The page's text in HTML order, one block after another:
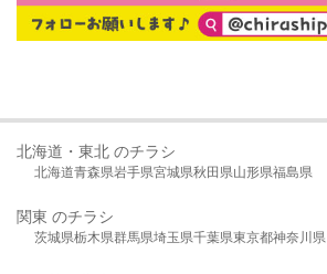
北海道・東北 のチラシ
北海道青森県岩手県宮城県秋田県山形県福島県
関東 のチラシ
茨城県栃木県群馬県埼玉県千葉県東京都神奈川県